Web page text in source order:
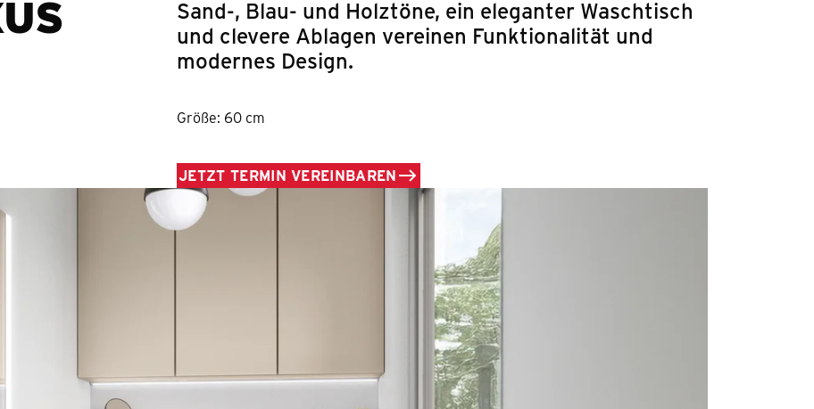
Sand-, Blau- und Holztöne, ein eleganter Waschtisch
und clevere Ablagen vereinen Funktionalität und
modernes Design.
Größe: 60 cm
JETZT TERMIN VEREINBAREN